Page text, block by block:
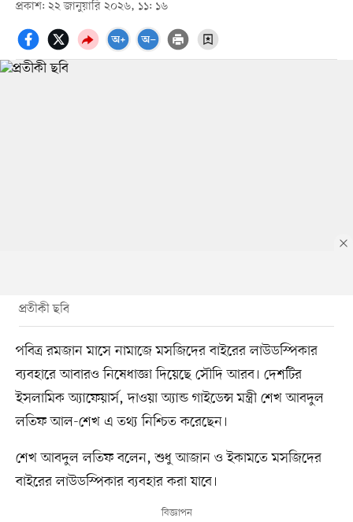
প্রকাশ: ২২ জানুয়ারি ২০২৬, ১১: ১৬
প্রতীকী ছবি
পবিত্র রমজান মাসে নামাজে মসজিদের বাইরের লাউডস্পিকার
ব্যবহারে আবারও নিষেধাজ্ঞা দিয়েছে সৌদি আরব। দেশটির
ইসলামিক অ্যাফেয়ার্স, দাওয়া অ্যান্ড গাইডেন্স মন্ত্রী শেখ আবদুল
লতিফ আল-শেখ এ তথ্য নিশ্চিত করেছেন।
শেখ আবদুল লতিফ বলেন, শুধু আজান ও ইকামতে মসজিদের
বাইরের লাউডস্পিকার ব্যবহার করা যাবে।